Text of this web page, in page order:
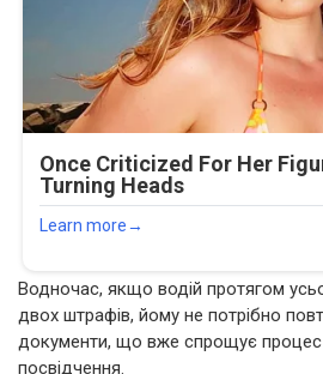
Водночас, якщо водій протягом
двох штрафів, йому не потрібно
документи, що вже спрощує процес
посвідчення.